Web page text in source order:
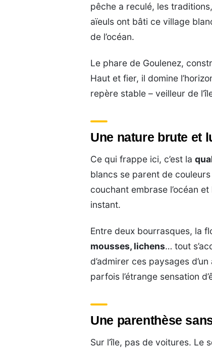
pêche a reculé, les
aïeuls ont bâti ce village
de l’océan.
Le phare de Goulenez,
Haut et fier, il domine
repère stable – veilleur de
Une nature brute et
Ce qui frappe ici, c’est la
blancs se parent de
couchant embrase l’océan
instant.
Entre deux bourrasques, la
mousses, lichens… tout
d’admirer ces paysages
parfois l’étrange sensation
Une parenthèse
Sur l’île, pas de voitures. Le